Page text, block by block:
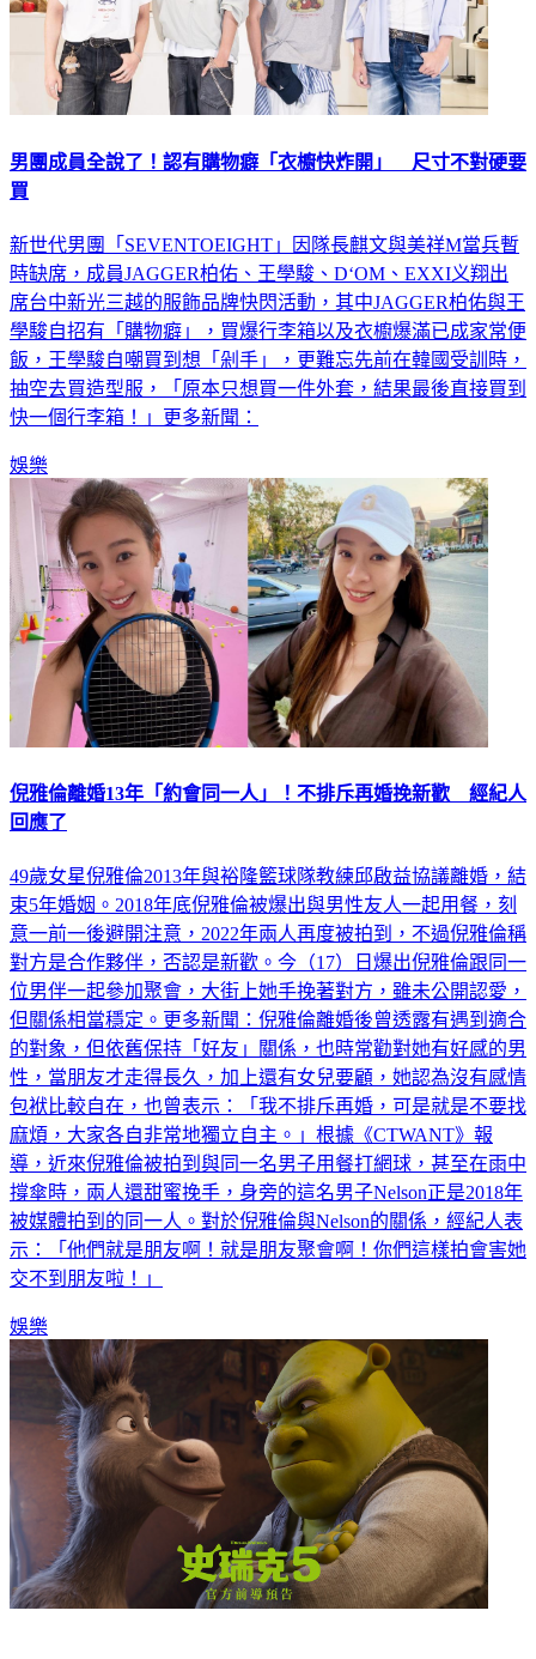
買
時缺席，成員JAGGER柏佑、王學駿、D‘OM、EXXI义翔出
席台中新光三越的服飾品牌快閃活動，其中JAGGER柏佑與王
學駿自招有「購物癖」，買爆行李箱以及衣櫥爆滿已成家常便
飯，王學駿自嘲買到想「剁手」，更難忘先前在韓國受訓時，
抽空去買造型服，「原本只想買一件外套，結果最後直接買到
快一個行李箱！」更多新聞：
回應了
束5年婚姻。2018年底倪雅倫被爆出與男性友人一起用餐，刻
意一前一後避開注意，2022年兩人再度被拍到，不過倪雅倫稱
對方是合作夥伴，否認是新歡。今（17）日爆出倪雅倫跟同一
位男伴一起參加聚會，大街上她手挽著對方，雖未公開認愛，
但關係相當穩定。更多新聞：倪雅倫離婚後曾透露有遇到適合
的對象，但依舊保持「好友」關係，也時常勸對她有好感的男
性，當朋友才走得長久，加上還有女兒要顧，她認為沒有感情
包袱比較自在，也曾表示：「我不排斥再婚，可是就是不要找
麻煩，大家各自非常地獨立自主。」根據《CTWANT》報
導，近來倪雅倫被拍到與同一名男子用餐打網球，甚至在雨中
撐傘時，兩人還甜蜜挽手，身旁的這名男子Nelson正是2018年
被媒體拍到的同一人。對於倪雅倫與Nelson的關係，經紀人表
示：「他們就是朋友啊！就是朋友聚會啊！你們這樣拍會害她
交不到朋友啦！」